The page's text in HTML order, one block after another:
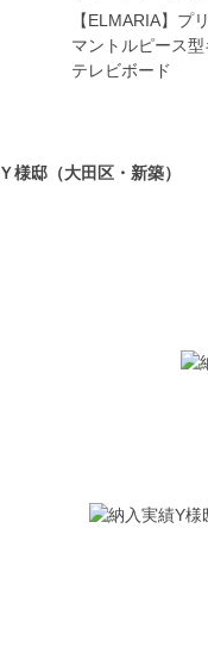
【ELMARIA】プ
マントルピース型
テレビボード
Ｙ様邸（大田区・新築）